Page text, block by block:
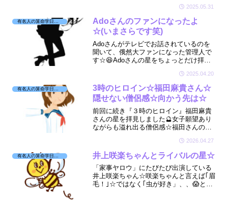
と拝見しましたらドンピシャでお母さん
の星が廻っていましたよ☆🔮😊
2025.05.31
有名人の算命学日記☆
Adoさんのファンになったよ
☆(いまさらです笑)
Adoさんがテレビでお話されているのを
聞いて、俄然大ファンになった管理人で
す☆😆Adoさんの星をちょっとだけ拝見
2025.04.20
3時のヒロイン☆福田麻貴さん☆
隠せない僧侶感☆向かう先は☆
前回に続き『３時のヒロイン』福田麻貴
さんの星を拝見しました🔮女子願望あり
ながらも溢れ出る僧侶感☆福田さんの
2026.04.27
井上咲楽ちゃんとライバルの星☆
「家事ヤロウ」にたびたび出演している
井上咲楽ちゃん☆咲楽ちゃんと言えば｢眉
毛！｣☆ではなく｢虫が好き」、、😱とい